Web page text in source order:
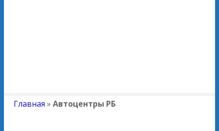
Главная » Автоцентры РБ